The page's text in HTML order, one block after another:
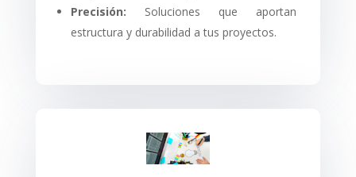
Precisión:
Soluciones que aportan
estructura y durabilidad a tus proyectos.